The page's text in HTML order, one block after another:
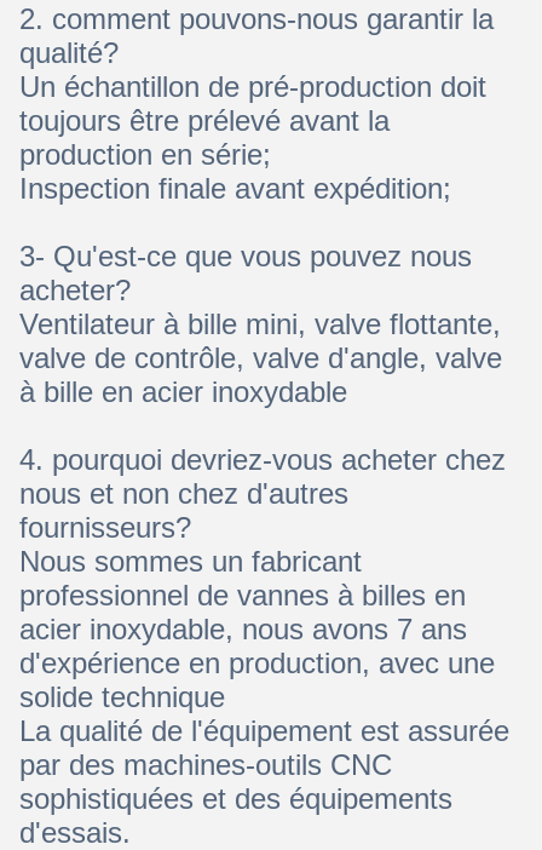
2. comment pouvons-nous garantir la
qualité?
Un échantillon de pré-production doit
toujours être prélevé avant la
production en série;
Inspection finale avant expédition;
3- Qu'est-ce que vous pouvez nous
acheter?
Ventilateur à bille mini, valve flottante,
valve de contrôle, valve d'angle, valve
à bille en acier inoxydable
4. pourquoi devriez-vous acheter chez
nous et non chez d'autres
fournisseurs?
Nous sommes un fabricant
professionnel de vannes à billes en
acier inoxydable, nous avons 7 ans
d'expérience en production, avec une
solide technique
La qualité de l'équipement est assurée
par des machines-outils CNC
sophistiquées et des équipements
d'essais.